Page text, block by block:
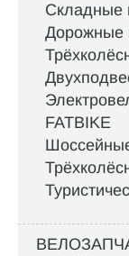
Складные
Дорожные
FATBIKE